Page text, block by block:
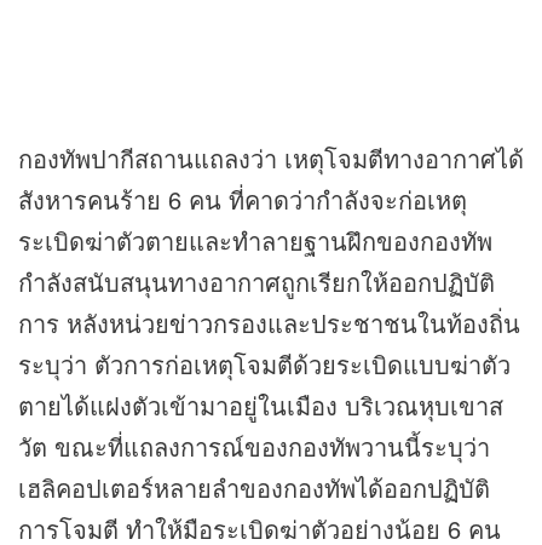
กองทัพปากีสถานแถลงว่า เหตุโจมตีทางอากาศได้
สังหารคนร้าย 6 คน ที่คาดว่ากำลังจะก่อเหตุ
ระเบิดฆ่าตัวตายและทำลายฐานฝึกของกองทัพ
กำลังสนับสนุนทางอากาศถูกเรียกให้ออกปฏิบัติ
การ หลังหน่วยข่าวกรองและประชาชนในท้องถิ่น
ระบุว่า ตัวการก่อเหตุโจมตีด้วยระเบิดแบบฆ่าตัว
ตายได้แฝงตัวเข้ามาอยู่ในเมือง บริเวณหุบเขาส
วัต ขณะที่แถลงการณ์ของกองทัพวานนี้ระบุว่า
เฮลิคอปเตอร์หลายลำของกองทัพได้ออกปฏิบัติ
การโจมตี ทำให้มือระเบิดฆ่าตัวอย่างน้อย 6 คน